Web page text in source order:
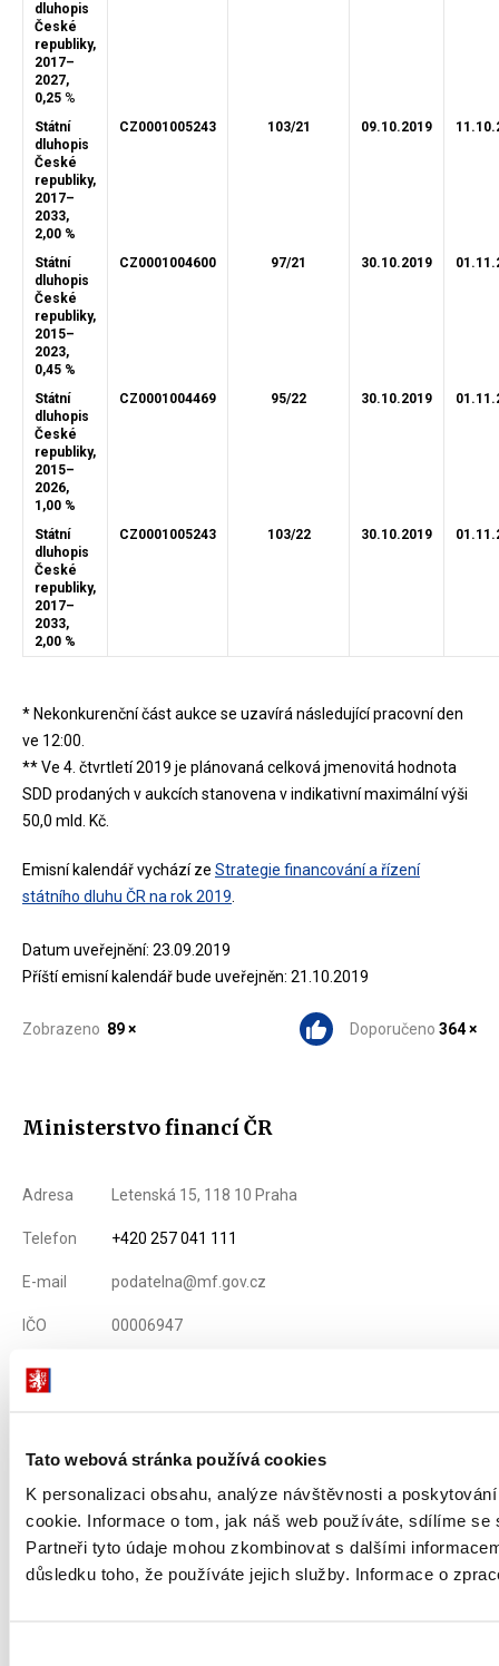
Tato webová stránka používá cookies
K personalizaci obsahu, analýze návštěvnosti a
cookie. Informace o tom, jak náš web používáte, sdílíme
Partneři tyto údaje mohou zkombinovat s dalšími
důsledku toho, že používáte jejich služby. Informace o
dluhopis
České
republiky,
2017–
2027,
0,25 %
Státní
dluhopis
České
republiky,
2017–
2033,
2,00 %
CZ0001005243 103/21 09.10.2019
Státní
dluhopis
České
republiky,
2015–
2023,
0,45 %
CZ0001004600 97/21 30.10.2019
Státní
dluhopis
České
republiky,
2015–
2026,
1,00 %
CZ0001004469 95/22 30.10.2019
Státní
dluhopis
České
republiky,
2017–
2033,
2,00 %
CZ0001005243 103/22 30.10.2019
* Nekonkurenční část aukce se uzavírá následující pracovní den
ve 12:00.
** Ve 4. čtvrtletí 2019 je plánovaná celková jmenovitá hodnota
SDD prodaných v aukcích stanovena v indikativní maximální výši
50,0 mld. Kč.
Emisní kalendář vychází ze Strategie financování a řízení
státního dluhu ČR na rok 2019.
Datum uveřejnění: 23.09.2019
Příští emisní kalendář bude uveřejněn: 21.10.2019
Zobrazeno 89 × Doporučeno 364 ×
Ministerstvo financí ČR
Adresa Letenská 15, 118 10 Praha
Telefon +420 257 041 111
E-mail podatelna@mf.gov.cz
IČO 00006947
DIČ
Weby ministerstva
Resort financí